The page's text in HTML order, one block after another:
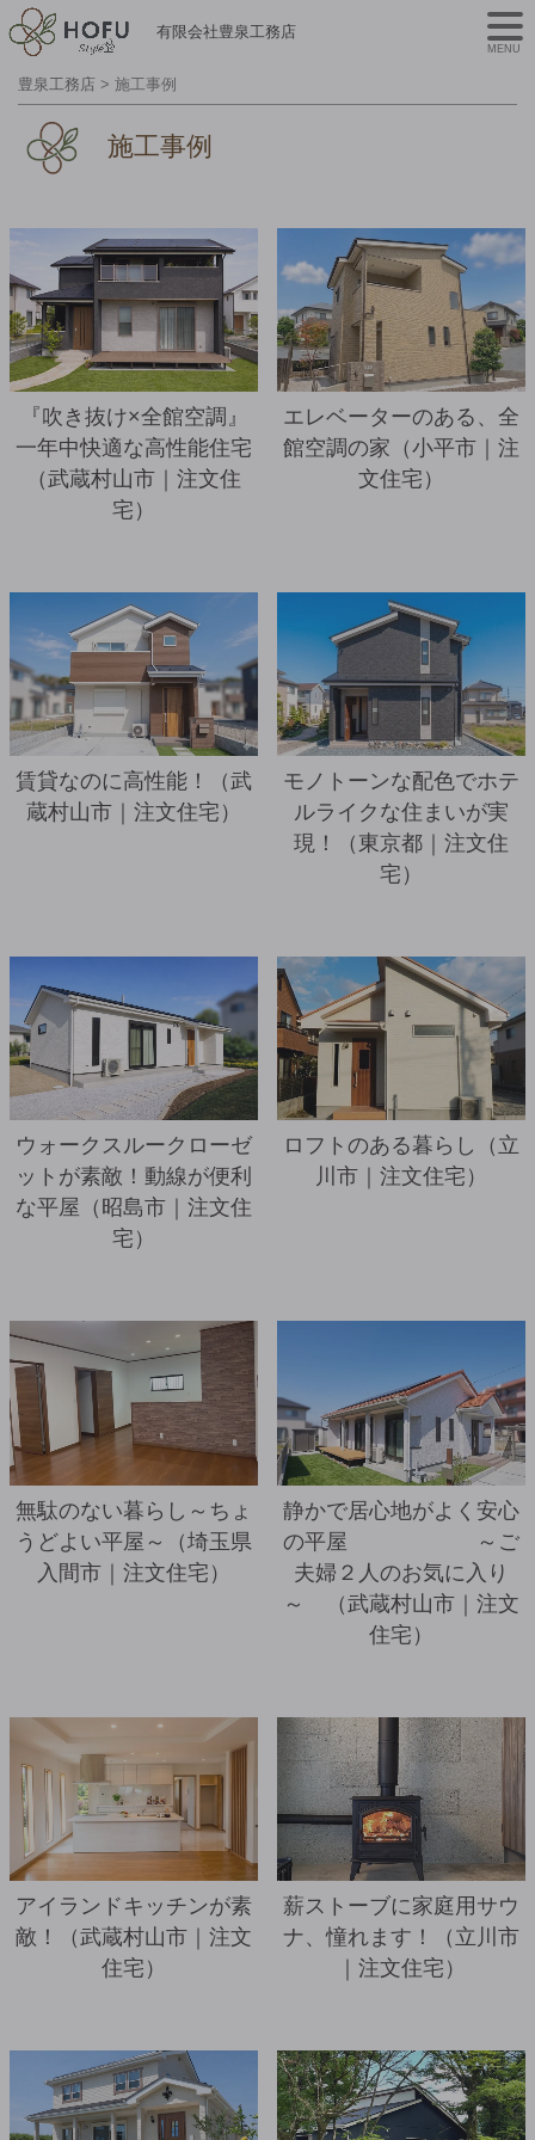
有限会社豊泉工務店
豊泉工務店 > 施工事例
施工事例
『吹き抜け×全館空調』
一年中快適な高性能住宅
（武蔵村山市｜注文住
宅）
エレベーターのある、全
館空調の家（小平市｜注
文住宅）
詳細を見る
賃貸なのに高性能！（武
蔵村山市｜注文住宅）
モノトーンな配色でホテ
ルライクな住まいが実
現！（東京都｜注文住
宅）
詳細を見る
ウォークスルークローゼ
ットが素敵！動線が便利
な平屋（昭島市｜注文住
宅）
ロフトのある暮らし（立
川市｜注文住宅）
詳細を見る
無駄のない暮らし～ちょ
うどよい平屋～（埼玉県
入間市｜注文住宅）
静かで居心地がよく安心
の平屋 ～ご
夫婦２人のお気に入り
～ （武蔵村山市｜注文
住宅）
詳細を見る
アイランドキッチンが素
敵！（武蔵村山市｜注文
住宅）
薪ストーブに家庭用サウ
ナ、憧れます！（立川市
｜注文住宅）
詳細を見る
詳細を見る
MENU